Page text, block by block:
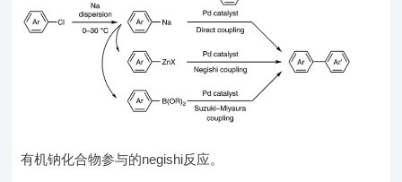
有机钠化合物参与的negishi反应。